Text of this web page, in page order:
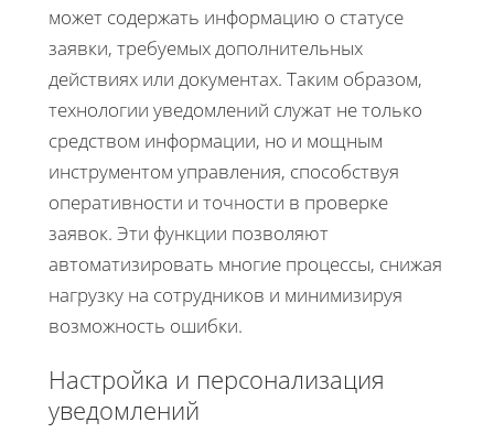
может содержать информацию о статусе
заявки, требуемых дополнительных
действиях или документах. Таким образом,
технологии уведомлений служат не только
средством информации, но и мощным
инструментом управления, способствуя
оперативности и точности в проверке
заявок. Эти функции позволяют
автоматизировать многие процессы, снижая
нагрузку на сотрудников и минимизируя
возможность ошибки.
Настройка и персонализация
уведомлений